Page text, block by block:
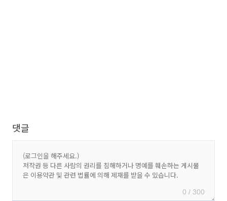
댓글
0 / 300